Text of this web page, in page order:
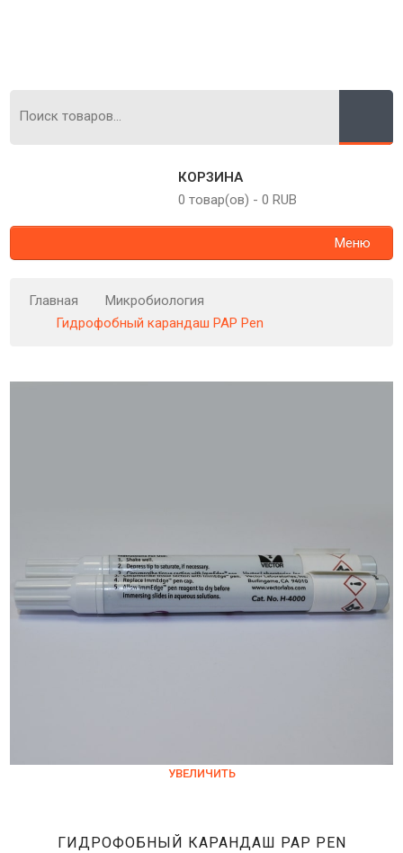
КОРЗИНА
0 товар(ов) - 0 RUB
Меню
Главная
Микробиология
Гидрофобный карандаш PAP Pen
УВЕЛИЧИТЬ
ГИДРОФОБНЫЙ КАРАНДАШ PAP PEN